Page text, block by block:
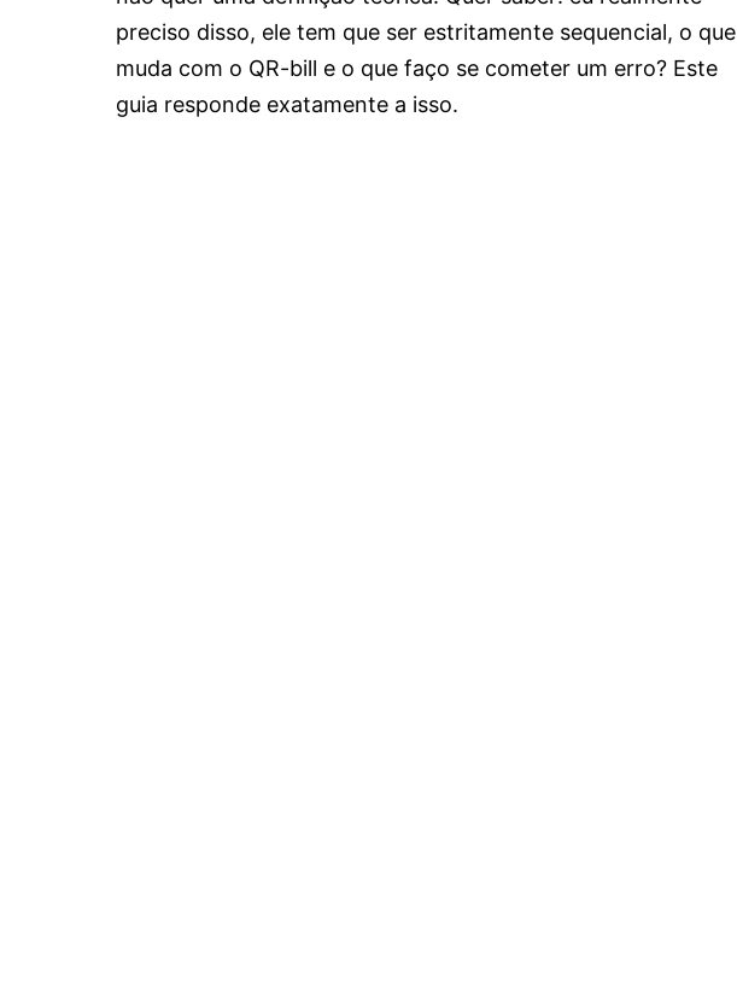
preciso disso, ele tem que ser estritamente sequencial, o que
muda com o QR-bill e o que faço se cometer um erro? Este
guia responde exatamente a isso.